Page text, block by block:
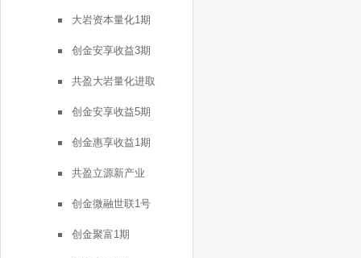
大岩资本量化1期
创金安享收益3期
共盈大岩量化进取
创金安享收益5期
创金惠享收益1期
共盈立源新产业
创金微融世联1号
创金聚富1期